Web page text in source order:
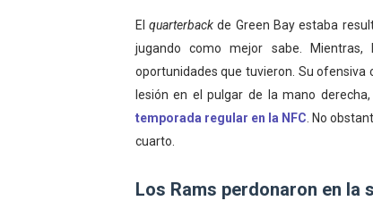
El quarterbackde Green Bay estaba
jugando como mejor sabe.
oportunidades que tuvieron. Su
lesión en el pulgar de la mano
temporada regular en la NFC . No
cuarto.
Los Rams perdonaron en la